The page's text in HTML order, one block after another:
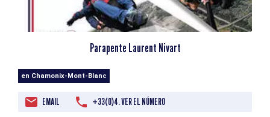
Parapente Laurent Nivart
en Chamonix-Mont-Blanc
EMAIL +33(0)4. VER EL NÚMERO